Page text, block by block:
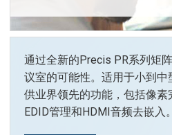
通过全新的Precis PR系列矩
议室的可能性。适用于小到
供业界领先的功能，包括像素
EDID管理和HDMI音频去嵌入。